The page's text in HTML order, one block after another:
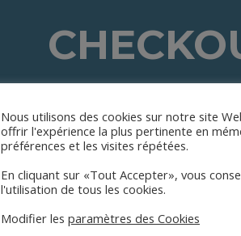
Nous utilisons des cookies sur notre site
offrir l'expérience la plus pertinente en
préférences et les visites répétées.
En cliquant sur «Tout Accepter», vous
l'utilisation de tous les cookies.
Modifier les paramètres des Cookies